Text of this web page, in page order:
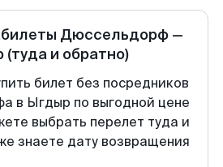
Дюссельдорф—
(туда и обратно)
билет без посредников
в Ыгдыр по выгодной цене
выбрать перелет туда и
знаете дату возвращения